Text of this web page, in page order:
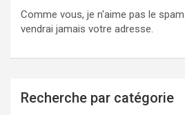
Comme vous, je n'aime pas le
vendrai jamais votre adresse.
Recherche par catégorie